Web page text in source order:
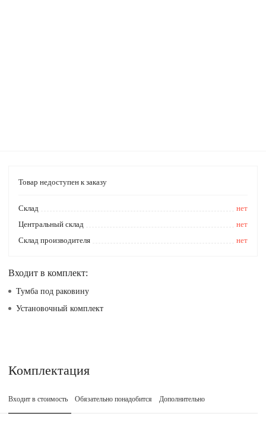
Товар недоступен к заказу
Cклад
нет
Центральный склад
нет
Склад производителя
нет
Входит в комплект:
Тумба под раковину
Установочный комплект
Комплектация
Входит в стоимость Обязательно понадобится Дополнительно